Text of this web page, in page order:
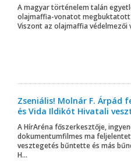
A magyar történelem talán
olajmaffia-vonatot megbuktatott
Viszont az olajmaffia védelmezői
Zseniális! Molnár F.
és Vida Ildikót Hivatali
A HírAréna főszerkesztője,
dokumentumfilmes ma
vesztegetés bűntette és más
H...